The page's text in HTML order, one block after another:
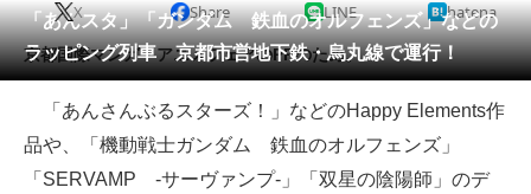
会員記事
メディア
注目記事を集めた総合ページ
ITの今と未来を見通す
「あんスタ」「ガンダム 鉄血のオルフェンズ」などの
ラッピング列車 京都市営地下鉄・烏丸線で運行！
X Share LINE hatena
京都国際マンガ・アニメフェアのPRのため。
「あんさんぶるスターズ！」などのHappy Elements作
品や、「機動戦士ガンダム 鉄血のオルフェンズ」
「SERVAMP -サーヴァンプ-」「双星の陰陽師」のデ